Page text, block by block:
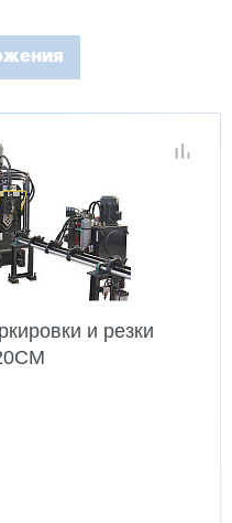
и резки